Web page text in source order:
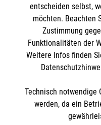
Barrierefreiheit
Netiquette
Malteser
Malteser im Bistum
Malteserorden
Malteser Jugend
Spendenkonto
Empfänger:
Pax-Bank für
IBAN: DE53 3706
BIC:
Soziale
entscheiden selbst,
möchten. Beachten
Zustimmung
Funktionalitäten der
Weitere Infos finden
Technisch notwendige
werden, da ein